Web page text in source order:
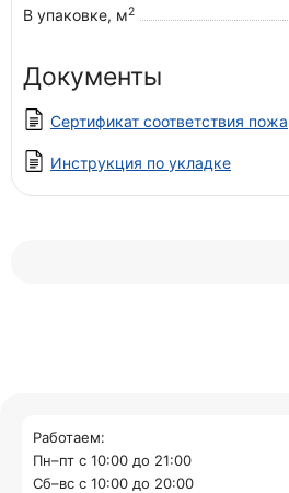
В упаковке, м2
Документы
Сертификат соответствия
Инструкция по укладке
Работаем:
Пн–пт с 10:00 до 21:00
Cб–вс с 10:00 до 20:00